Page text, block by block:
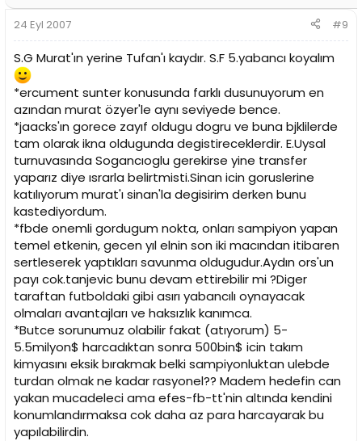
24 Eyl 2007 #9
S.G Murat'ın yerine Tufan'ı kaydır. S.F 5.yabancı koyalım
*ercument sunter konusunda farklı dusunuyorum en
azından murat özyer'le aynı seviyede bence.
*jaacks'ın gorece zayıf oldugu dogru ve buna bjklilerde
tam olarak ikna oldugunda degistireceklerdir. E.Uysal
turnuvasında Sogancıoglu gerekirse yine transfer
yaparız diye ısrarla belirtmisti.Sinan icin goruslerine
katılıyorum murat'ı sinan'la degisirim derken bunu
kastediyordum.
*fbde onemli gordugum nokta, onları sampiyon yapan
temel etkenin, gecen yıl elnin son iki macından itibaren
sertleserek yaptıkları savunma oldugudur.Aydın ors'un
payı cok.tanjevic bunu devam ettirebilir mi ?Diger
taraftan futboldaki gibi asırı yabancılı oynayacak
olmaları avantajları ve haksızlık kanımca.
*Butce sorunumuz olabilir fakat (atıyorum) 5-
5.5milyon$ harcadıktan sonra 500bin$ icin takım
kimyasını eksik bırakmak belki sampiyonluktan ulebde
turdan olmak ne kadar rasyonel?? Madem hedefin can
yakan mucadeleci ama efes-fb-tt'nin altında kendini
konumlandırmaksa cok daha az para harcayarak bu
yapılabilirdin.